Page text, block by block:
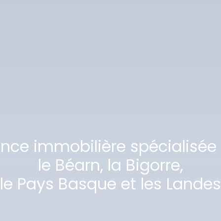
immobilière
le Béarn, la Bigorre,
le Pays Basque et les Landes